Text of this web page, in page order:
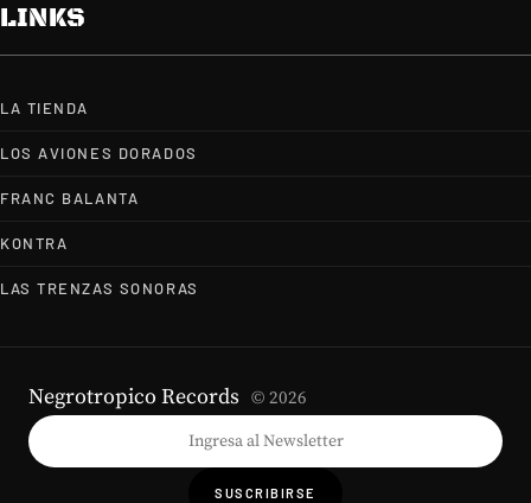
LINKS
LA TIENDA
LOS AVIONES DORADOS
FRANC BALANTA
KONTRA
LAS TRENZAS SONORAS
Negrotropico Records © 2026
SUSCRIBIRSE